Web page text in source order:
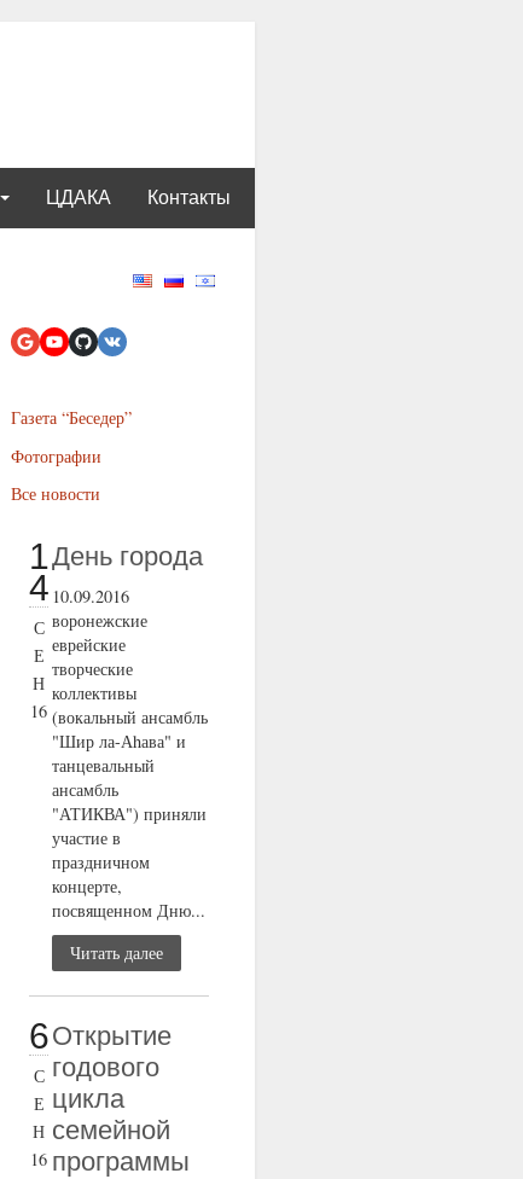
ЦДАКА Контакты
Газета “Беседер”
Фотографии
Все новости
1
4
С
Е
Н
16
День города
10.09.2016
воронежские
еврейские
творческие
коллективы
(вокальный ансамбль
"Шир ла-Аhава" и
танцевальный
ансамбль
"АТИКВА") приняли
участие в
праздничном
концерте,
посвященном Дню...
Читать далее
6
С
Е
Н
16
Открытие
годового
цикла
семейной
программы